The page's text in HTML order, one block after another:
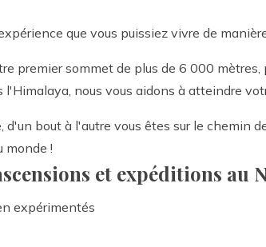
que vous puissiez vivre de
premier sommet de plus de 6 000
nous vous aidons à atteindre
bout à l'autre vous êtes sur le chemin
monde !
et expéditions au
expérimentés